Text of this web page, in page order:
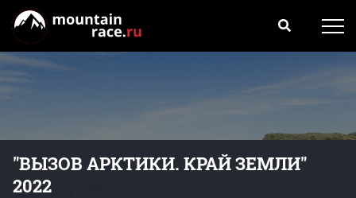
"ВЫЗОВ АРКТИКИ. КРАЙ ЗЕМЛИ"
2022